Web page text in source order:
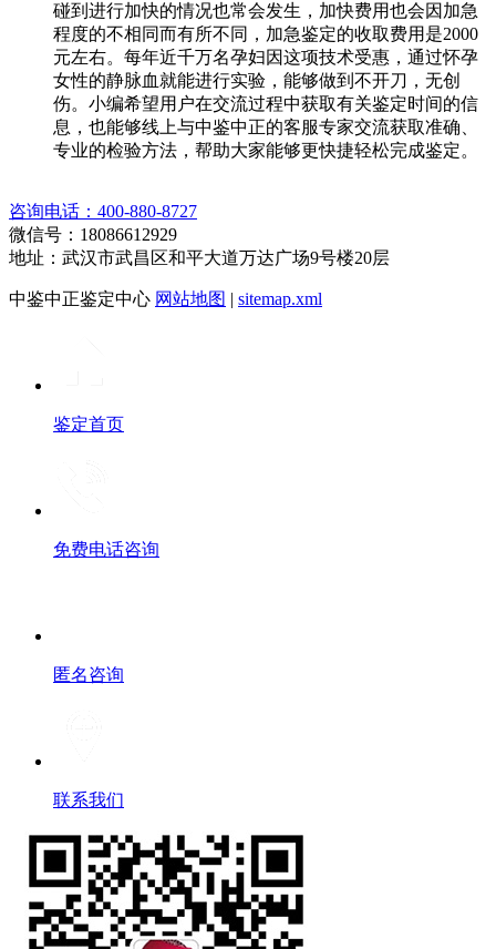
碰到进行加快的情况也常会发生，加快费用也会因加急
程度的不相同而有所不同，加急鉴定的收取费用是2000
元左右。每年近千万名孕妇因这项技术受惠，通过怀孕
女性的静脉血就能进行实验，能够做到不开刀，无创
伤。小编希望用户在交流过程中获取有关鉴定时间的信
息，也能够线上与中鉴中正的客服专家交流获取准确、
专业的检验方法，帮助大家能够更快捷轻松完成鉴定。
咨询电话：400-880-8727
微信号：18086612929
地址：武汉市武昌区和平大道万达广场9号楼20层
中鉴中正鉴定中心 网站地图 sitemap.xml
鉴定首页
免费电话咨询
匿名咨询
联系我们